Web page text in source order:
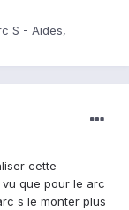
S - Aides,
cette
que pour le arc
s le monter plus